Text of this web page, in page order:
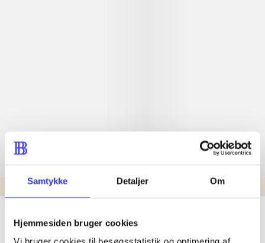
Samtykke Detaljer Om
Hjemmesiden bruger cookies
Nyhed